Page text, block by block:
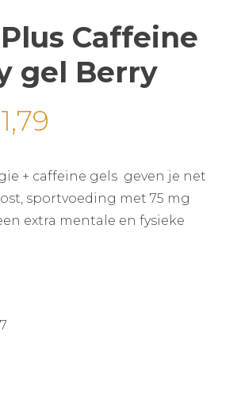
Caffeine
gel Berry
1,79
prijs
is:
+ caffeine gels geven je net
sportvoeding met 75 mg
extra mentale en fysieke